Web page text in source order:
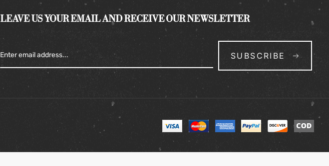
LEAVE US YOUR EMAIL AND RECEIVE OUR NEWSLETTER
SUBSCRIBE